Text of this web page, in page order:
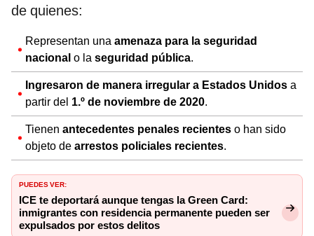
de quienes:
Representan una amenaza para la seguridad
nacional o la seguridad pública.
Ingresaron de manera irregular a Estados Unidos a
partir del 1.º de noviembre de 2020.
Tienen antecedentes penales recientes o han sido
objeto de arrestos policiales recientes.
PUEDES VER:
ICE te deportará aunque tengas la Green Card:
inmigrantes con residencia permanente pueden ser
expulsados por estos delitos